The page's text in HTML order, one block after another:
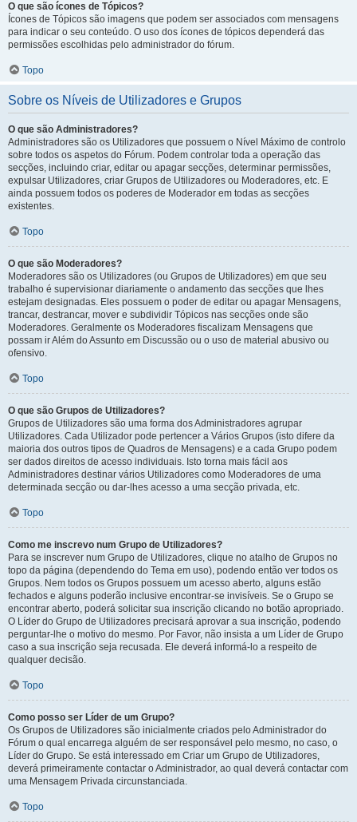
O que são ícones de Tópicos?
Ícones de Tópicos são imagens que podem ser associados com mensagens
para indicar o seu conteúdo. O uso dos ícones de tópicos dependerá das
permissões escolhidas pelo administrador do fórum.
Topo
Sobre os Níveis de Utilizadores e Grupos
O que são Administradores?
Administradores são os Utilizadores que possuem o Nível Máximo de controlo
sobre todos os aspetos do Fórum. Podem controlar toda a operação das
secções, incluindo criar, editar ou apagar secções, determinar permissões,
expulsar Utilizadores, criar Grupos de Utilizadores ou Moderadores, etc. E
ainda possuem todos os poderes de Moderador em todas as secções
existentes.
Topo
O que são Moderadores?
Moderadores são os Utilizadores (ou Grupos de Utilizadores) em que seu
trabalho é supervisionar diariamente o andamento das secções que lhes
estejam designadas. Eles possuem o poder de editar ou apagar Mensagens,
trancar, destrancar, mover e subdividir Tópicos nas secções onde são
Moderadores. Geralmente os Moderadores fiscalizam Mensagens que
possam ir Além do Assunto em Discussão ou o uso de material abusivo ou
ofensivo.
Topo
O que são Grupos de Utilizadores?
Grupos de Utilizadores são uma forma dos Administradores agrupar
Utilizadores. Cada Utilizador pode pertencer a Vários Grupos (isto difere da
maioria dos outros tipos de Quadros de Mensagens) e a cada Grupo podem
ser dados direitos de acesso individuais. Isto torna mais fácil aos
Administradores destinar vários Utilizadores como Moderadores de uma
determinada secção ou dar-lhes acesso a uma secção privada, etc.
Topo
Como me inscrevo num Grupo de Utilizadores?
Para se inscrever num Grupo de Utilizadores, clique no atalho de Grupos no
topo da página (dependendo do Tema em uso), podendo então ver todos os
Grupos. Nem todos os Grupos possuem um acesso aberto, alguns estão
fechados e alguns poderão inclusive encontrar-se invisíveis. Se o Grupo se
encontrar aberto, poderá solicitar sua inscrição clicando no botão apropriado.
O Líder do Grupo de Utilizadores precisará aprovar a sua inscrição, podendo
perguntar-lhe o motivo do mesmo. Por Favor, não insista a um Líder de Grupo
caso a sua inscrição seja recusada. Ele deverá informá-lo a respeito de
qualquer decisão.
Topo
Como posso ser Líder de um Grupo?
Os Grupos de Utilizadores são inicialmente criados pelo Administrador do
Fórum o qual encarrega alguém de ser responsável pelo mesmo, no caso, o
Líder do Grupo. Se está interessado em Criar um Grupo de Utilizadores,
deverá primeiramente contactar o Administrador, ao qual deverá contactar com
uma Mensagem Privada circunstanciada.
Topo